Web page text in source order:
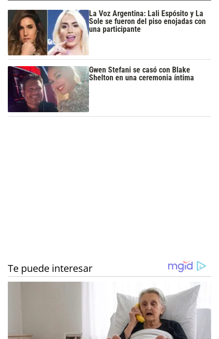
La Voz Argentina: Lali Espósito y La
Sole se fueron del piso enojadas con
una participante
Gwen Stefani se casó con Blake
Shelton en una ceremonia íntima